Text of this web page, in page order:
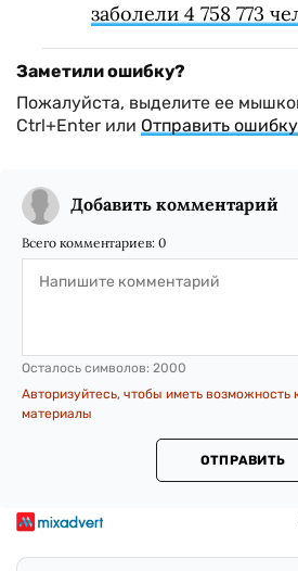
заболели 4 758 773
Заметили ошибку?
Пожалуйста, выделите ее
Ctrl+Enter или Отправить ошибку
Добавить комментарий
Всего комментариев: 0
Осталось символов: 2000
Авторизуйтесь, чтобы иметь возможность
материалы
ОТПРАВИТЬ